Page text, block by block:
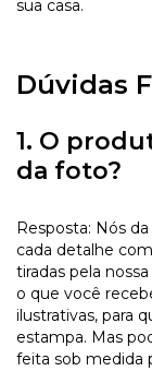
sua casa.
Dúvidas
1. O
da foto?
Resposta: Nós
cada detalhe
tiradas pela
o que você
ilustrativas, para
estampa. Mas
feita sob medida